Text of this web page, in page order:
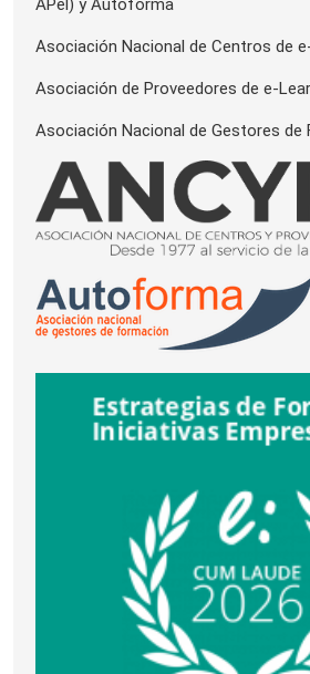
APel) y Autoforma
Asociación Nacional de Centros de
Asociación de Proveedores de e-
Asociación Nacional de Gestores de